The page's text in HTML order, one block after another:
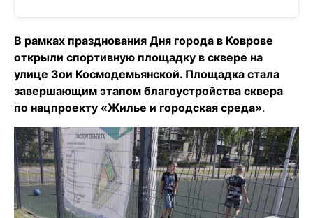
В рамках празднования Дня города в Коврове
открыли спортивную площадку в сквере на
улице Зои Космодемьянской. Площадка стала
завершающим этапом благоустройства сквера
по нацпроекту «Жилье и городская среда».